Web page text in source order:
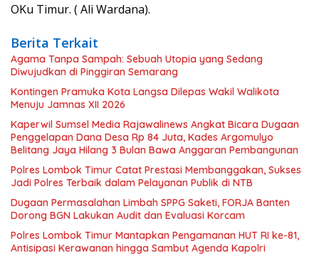
OKu Timur. ( Ali Wardana).
Berita Terkait
Agama Tanpa Sampah: Sebuah Utopia yang Sedang
Diwujudkan di Pinggiran Semarang
Kontingen Pramuka Kota Langsa Dilepas Wakil Walikota
Menuju Jamnas XII 2026
Kaperwil Sumsel Media Rajawalinews Angkat Bicara Dugaan
Penggelapan Dana Desa Rp 84 Juta, Kades Argomulyo
Belitang Jaya Hilang 3 Bulan Bawa Anggaran Pembangunan
Polres Lombok Timur Catat Prestasi Membanggakan, Sukses
Jadi Polres Terbaik dalam Pelayanan Publik di NTB
Dugaan Permasalahan Limbah SPPG Saketi, FORJA Banten
Dorong BGN Lakukan Audit dan Evaluasi Korcam
Polres Lombok Timur Mantapkan Pengamanan HUT RI ke-81,
Antisipasi Kerawanan hingga Sambut Agenda Kapolri